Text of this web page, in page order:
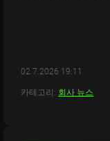
02.7.2026 19:11
카테고리: 회사 뉴스